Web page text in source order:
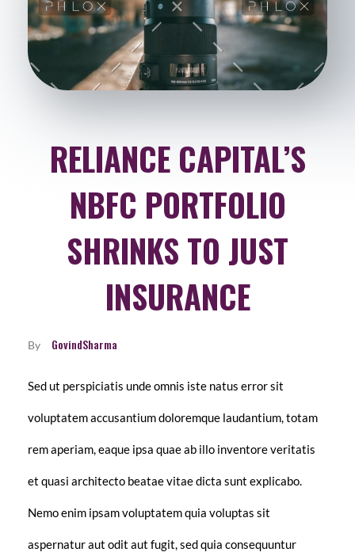
RELIANCE CAPITAL’S
NBFC PORTFOLIO
SHRINKS TO JUST
INSURANCE
By GovindSharma
Sed ut perspiciatis unde omnis iste natus error sit
voluptatem accusantium doloremque laudantium, totam
rem aperiam, eaque ipsa quae ab illo inventore veritatis
et quasi architecto beatae vitae dicta sunt explicabo.
Nemo enim ipsam voluptatem quia voluptas sit
aspernatur aut odit aut fugit, sed quia consequuntur